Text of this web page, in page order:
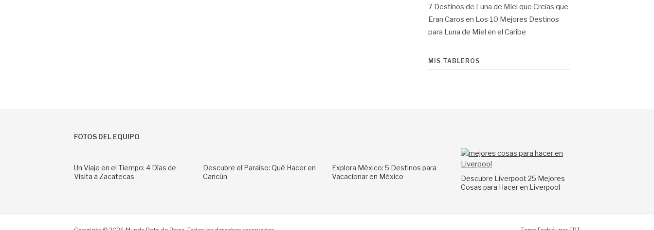
7 Destinos de Luna de Miel que Creías que
Eran Caros en Los 10 Mejores Destinos
para Luna de Miel en el Caribe
MIS TABLEROS
FOTOS DEL EQUIPO
Un Viaje en el Tiempo: 4 Días de
Visita a Zacatecas
Descubre el Paraíso: Qué Hacer en
Cancún
Explora México: 5 Destinos para
Vacacionar en México
Descubre Liverpool: 25 Mejores
Cosas para Hacer en Liverpool